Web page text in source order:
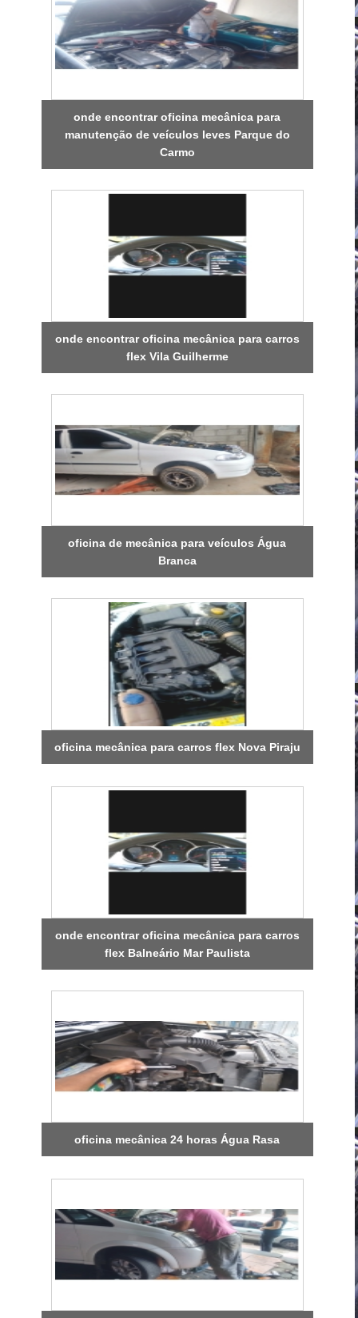
onde encontrar oficina mecânica para
manutenção de veículos leves Parque do
Carmo
onde encontrar oficina mecânica para carros
flex Vila Guilherme
oficina de mecânica para veículos Água
Branca
oficina mecânica para carros flex Nova Piraju
onde encontrar oficina mecânica para carros
flex Balneário Mar Paulista
oficina mecânica 24 horas Água Rasa